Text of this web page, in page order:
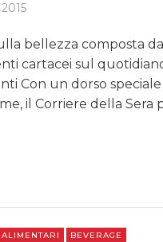
bellezza composta
cartacei sul
Con un dorso
il Corriere della
ALIMENTARI BEVERAGE